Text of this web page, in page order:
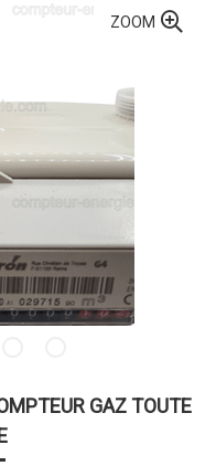
ZOOM
GAZ TOUTE